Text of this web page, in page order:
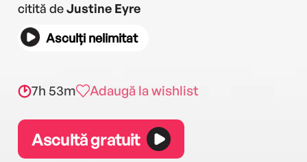
citită deJustine Eyre
Asculți nelimitat
7h 53m Adaugă la wishlist
Ascultă gratuit